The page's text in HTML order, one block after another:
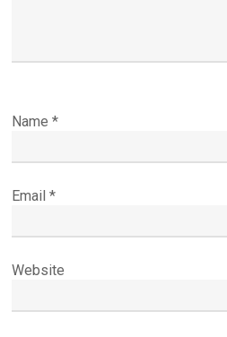
Name*
Email*
Website